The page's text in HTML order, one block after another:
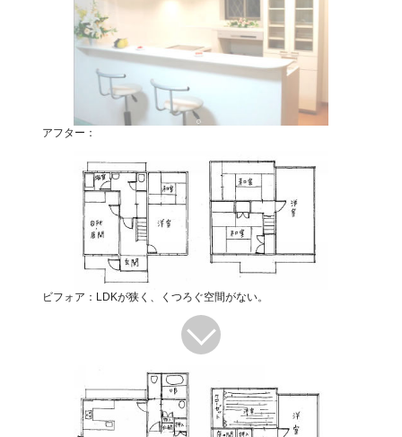
アフター：
ビフォア：LDKが狭く、くつろぐ空間がない。